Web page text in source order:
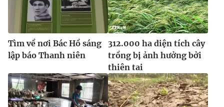
Tìm về nơi Bác Hồ sáng
lập báo Thanh niên
312.000 ha diện tích cây
trồng bị ảnh hưởng bởi
thiên tai